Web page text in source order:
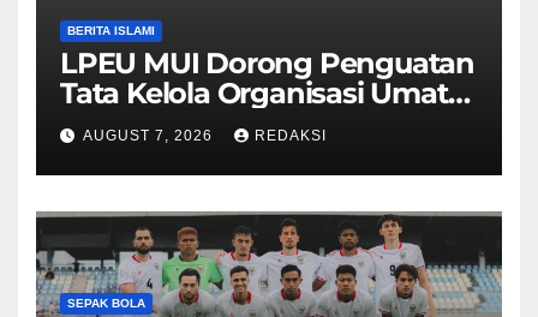
BERITA ISLAMI
LPEU MUI Dorong Penguatan
Tata Kelola Organisasi Umat
Lebih Profesional
AUGUST 7, 2026 REDAKSI
SEPAK BOLA